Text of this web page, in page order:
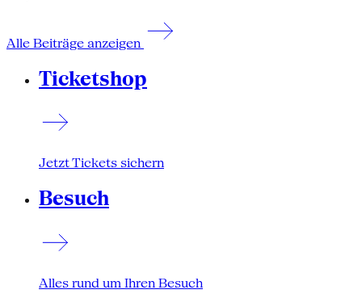
Alle Beiträge anzeigen
Ticketshop
Jetzt Tickets sichern
Besuch
Alles rund um Ihren Besuch